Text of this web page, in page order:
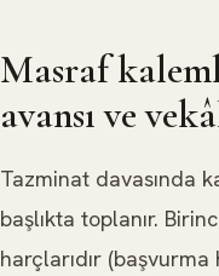
Masraf
avansı ve
Tazminat davasında
başlıkta toplanır.
harçlarıdır